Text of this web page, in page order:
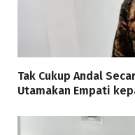
Tak Cukup Andal
Utamakan Empati